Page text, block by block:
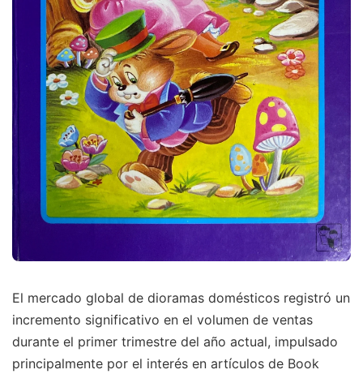
El mercado global de dioramas domésticos registró un
incremento significativo en el volumen de ventas
durante el primer trimestre del año actual, impulsado
principalmente por el interés en artículos de Book